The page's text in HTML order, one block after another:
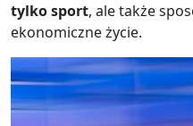
tylko sport, ale także
ekonomiczne życie.